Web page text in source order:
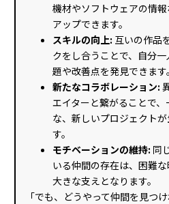
機材やソフトウェアの情
アップできます。
スキルの向上: 互いの作品
クをし合うことで、自分
題や改善点を発見できます。
新たなコラボレーション:
エイターと繋がることで
な、新しいプロジェクト
す。
モチベーションの維持: 同
いる仲間の存在は、困難
大きな支えとなります。
「でも、どうやって仲間を見つ